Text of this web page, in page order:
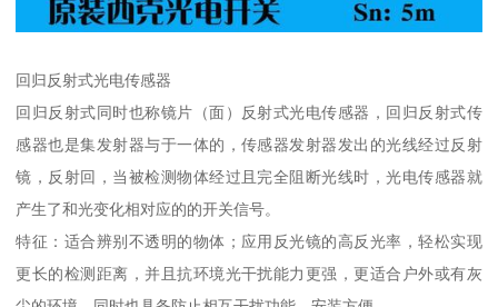
回归反射式光电传感器
回归反射式同时也称镜片（面）反射式光电传感器，回归反射式传
感器也是集发射器与于一体的，传感器发射器发出的光线经过反射
镜，反射回，当被检测物体经过且完全阻断光线时，光电传感器就
产生了和光变化相对应的的开关信号。
特征：适合辨别不透明的物体；应用反光镜的高反光率，轻松实现
更长的检测距离，并且抗环境光干扰能力更强，更适合户外或有灰